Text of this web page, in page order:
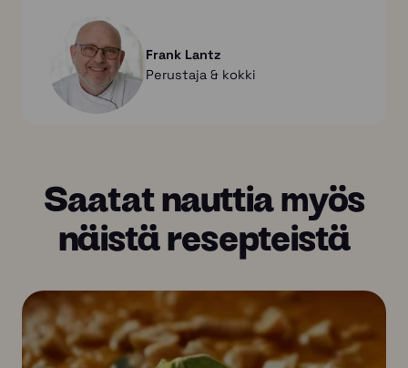
Frank Lantz
Perustaja & kokki
Saatat nauttia myös
näistä resepteistä